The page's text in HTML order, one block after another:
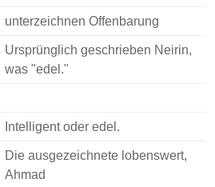
unterzeichnen Offenbarung
Ursprünglich geschrieben Neirin,
was "edel."
Intelligent oder edel.
Die ausgezeichnete lobenswert,
Ahmad